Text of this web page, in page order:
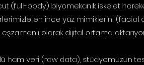
(full-body) biyomekanik iskelet
en ince yüz mimiklerini
olarak dijital ortama
ham veri (raw data), stüdyomuzun